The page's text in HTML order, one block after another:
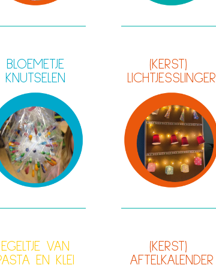
BLOEMETJE
KNUTSELEN
EGELTJE VAN
EN KLEI
(KERST)
LICHTJESSLINGER
(KERST)
AFTELKALENDER